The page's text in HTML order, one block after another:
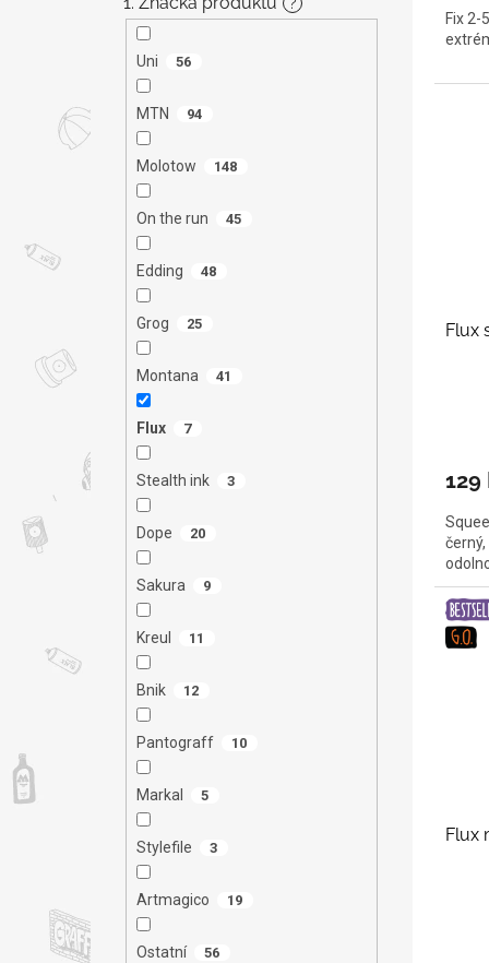
Uni 56
MTN 94
Molotow 148
On the run 45
Edding 48
Grog 25
Montana 41
Flux 7
Stealth ink 3
Dope 20
Sakura 9
Kreul 11
Bnik 12
Pantograff 10
Markal 5
Stylefile 3
Artmagico 19
Ostatní 56
Fix 2-
Flux
129
Flux